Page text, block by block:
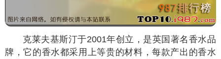
克莱夫基斯汀于2001年创立，是英国著名香水品
牌，它的香水都采用上等贵的材料，每款产出的香水